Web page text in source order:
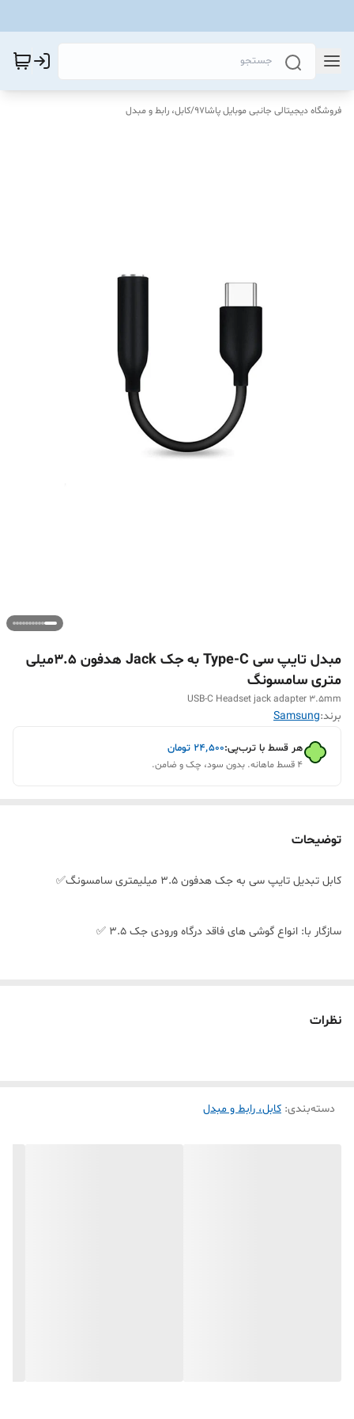
فروشگاه دیجیتالی جانبی موبایل پاشا97 /کابل، رابط و مبدل
مبدل تایپ سی Type-C به جک Jack هدفون 3.5میلی
متری سامسونگ
USB-C Headset jack adapter 3.5mm
برند:Samsung
هر قسط با ترب‌پی:۲۴٬۵۰۰ تومان
۴ قسط ماهانه. بدون سود، چک و ضامن.
توضیحات
کابل تبدیل تایپ سی به جک هدفون ۳.۵ میلیمتری سامسونگ✅
سازگار با: انواع گوشی های فاقد درگاه ورودی جک 3.5 ✅
نظرات
دسته‌بندی: کابل، رابط و مبدل